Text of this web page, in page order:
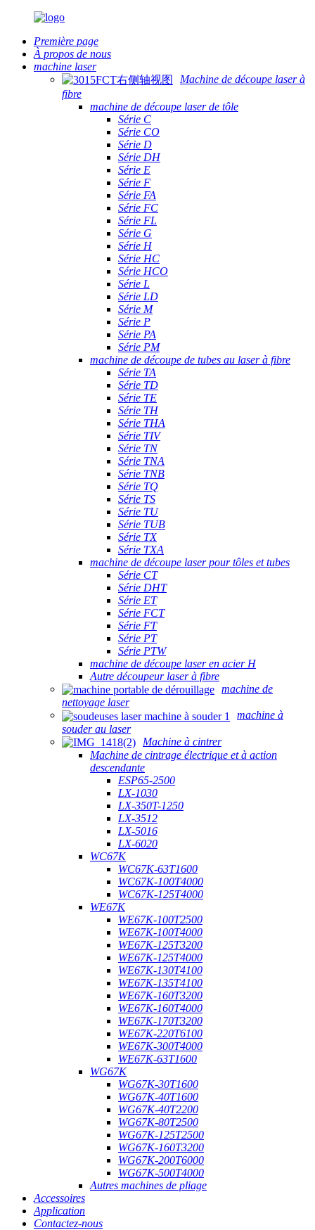
Première page
À propos de nous
machine laser
Machine de découpe laser à
fibre
machine de découpe laser de tôle
Série C
Série CO
Série D
Série DH
Série E
Série F
Série FA
Série FC
Série FL
Série G
Série H
Série HC
Série HCO
Série L
Série LD
Série M
Série P
Série PA
Série PM
machine de découpe de tubes au laser à fibre
Série TA
Série TD
Série TE
Série TH
Série THA
Série TIV
Série TN
Série TNA
Série TNB
Série TQ
Série TS
Série TU
Série TUB
Série TX
Série TXA
machine de découpe laser pour tôles et tubes
Série CT
Série DHT
Série ET
Série FCT
Série FT
Série PT
Série PTW
machine de découpe laser en acier H
Autre découpeur laser à fibre
machine de
nettoyage laser
machine à
souder au laser
Machine à cintrer
Machine de cintrage électrique et à action
descendante
ESP65-2500
LX-1030
LX-350T-1250
LX-3512
LX-5016
LX-6020
WC67K
WC67K-63T1600
WC67K-100T4000
WC67K-125T4000
WE67K
WE67K-100T2500
WE67K-100T4000
WE67K-125T3200
WE67K-125T4000
WE67K-130T4100
WE67K-135T4100
WE67K-160T3200
WE67K-160T4000
WE67K-170T3200
WE67K-220T6100
WE67K-300T4000
WE67K-63T1600
WG67K
WG67K-30T1600
WG67K-40T1600
WG67K-40T2200
WG67K-80T2500
WG67K-125T2500
WG67K-160T3200
WG67K-200T6000
WG67K-500T4000
Autres machines de pliage
Accessoires
Application
Contactez-nous